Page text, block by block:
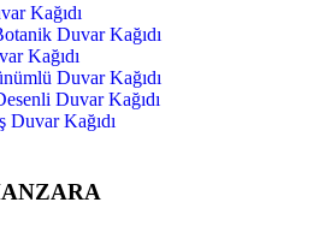
Kağıdı
Duvar Kağıdı
Kağıdı
Duvar Kağıdı
Duvar Kağıdı
Duvar Kağıdı